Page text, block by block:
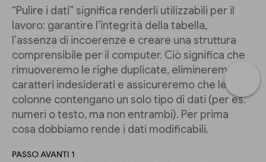
“Pulire i dati” significa renderli utilizzabili per il
lavoro: garantire l’integrità della tabella,
l’assenza di incoerenze e creare una struttura
comprensibile per il computer. Ciò significa che
rimuoveremo le righe duplicate, elimineremo i
caratteri indesiderati e assicureremo che le
colonne contengano un solo tipo di dati (per es.
numeri o testo, ma non entrambi). Per prima
cosa dobbiamo rende i dati modificabili.
PASSO AVANTI 1